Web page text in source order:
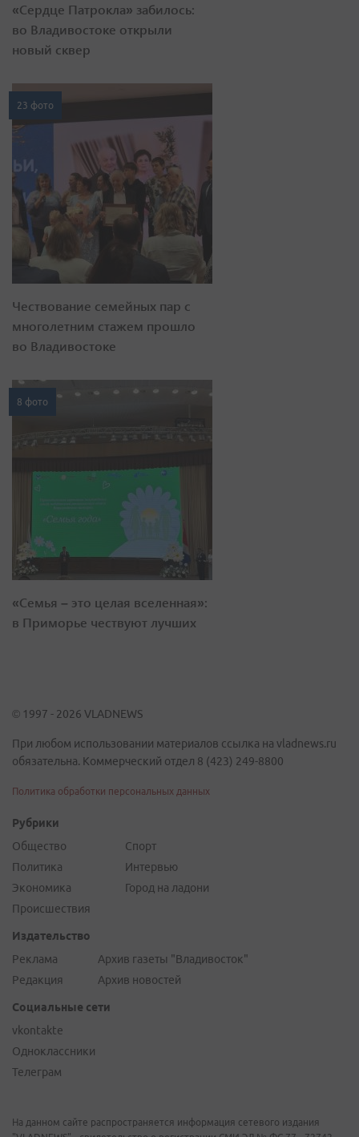
«Сердце Патрокла» забилось:
во Владивостоке открыли
новый сквер
23 фото
Чествование семейных пар с
многолетним стажем прошло
во Владивостоке
8 фото
«Семья – это целая вселенная»:
в Приморье чествуют лучших
© 1997 - 2026 VLADNEWS
При любом использовании материалов ссылка на vladnews.ru
обязательна. Коммерческий отдел 8 (423) 249-8800
Политика обработки персональных данных
Рубрики
Общество
Политика
Экономика
Происшествия
Спорт
Интервью
Город на ладони
Издательство
Реклама
Редакция
Архив газеты "Владивосток"
Архив новостей
Социальные сети
vkontakte
Одноклассники
Телеграм
На данном сайте распространяется информация сетевого издания